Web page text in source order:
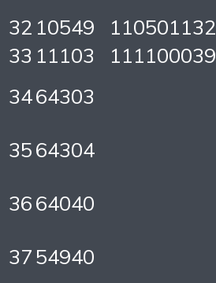
32 10549 110501132
33 11103 111100039
3464303
3564304
3664040
3754940